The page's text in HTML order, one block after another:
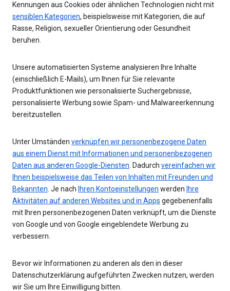
Kennungen aus Cookies oder ähnlichen Technologien nicht mit
sensiblen Kategorien, beispielsweise mit Kategorien, die auf
Rasse, Religion, sexueller Orientierung oder Gesundheit
beruhen.
Unsere automatisierten Systeme analysieren Ihre Inhalte
(einschließlich E-Mails), um Ihnen für Sie relevante
Produktfunktionen wie personalisierte Suchergebnisse,
personalisierte Werbung sowie Spam- und Malwareerkennung
bereitzustellen.
Unter Umständen verknüpfen wir personenbezogene Daten
aus einem Dienst mit Informationen und personenbezogenen
Daten aus anderen Google-Diensten. Dadurch vereinfachen wir
Ihnen beispielsweise das Teilen von Inhalten mit Freunden und
Bekannten. Je nach Ihren Kontoeinstellungen werden Ihre
Aktivitäten auf anderen Websites und in Apps gegebenenfalls
mit Ihren personenbezogenen Daten verknüpft, um die Dienste
von Google und von Google eingeblendete Werbung zu
verbessern.
Bevor wir Informationen zu anderen als den in dieser
Datenschutzerklärung aufgeführten Zwecken nutzen, werden
wir Sie um Ihre Einwilligung bitten.